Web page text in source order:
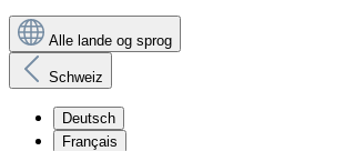
Alle lande og sprog
Schweiz
Deutsch
Français